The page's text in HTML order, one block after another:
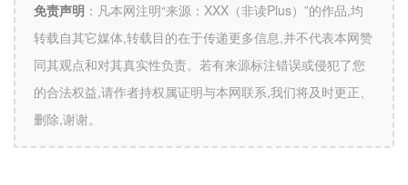
免责声明 ： 凡本网注明“来源：XXX（非读Plus）”的作品,均
转载自其它媒体,转载目的在于传递更多信息,并不代表本网赞
同其观点和对其真实性负责。若有来源标注错误或侵犯了您
的合法权益,请作者持权属证明与本网联系,我们将及时更正、
删除,谢谢。